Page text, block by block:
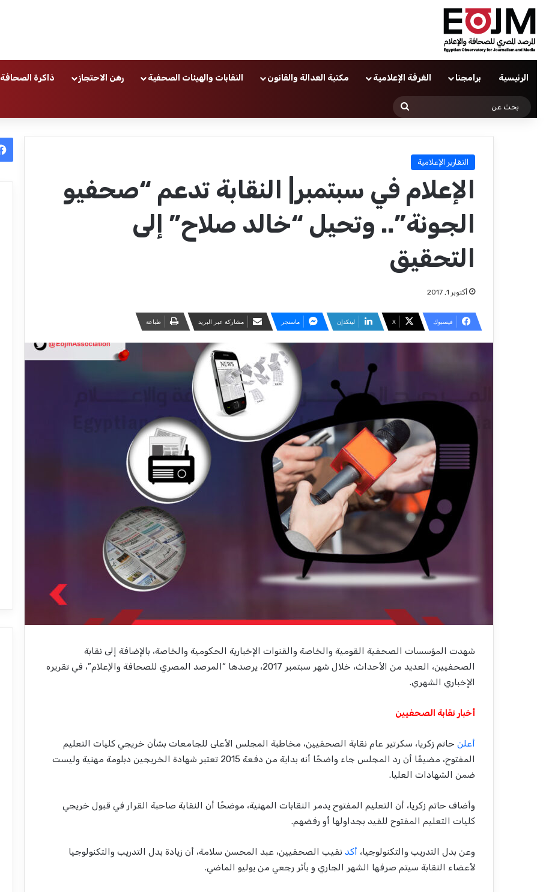
الرئيسية برامجنا الغرفة الإعلامية مكتبة العدالة والقانون النقابات والهيئات الصحفية رهن الاحتجاز ذاكرة الصحافة
التقارير الإعلامية
الإعلام في سبتمبر| النقابة تدعم “صحفيو
الجونة”.. وتحيل “خالد صلاح” إلى
التحقيق
أكتوبر 1, 2017
فيسبوك ‫X لينكدإن ماسنجر مشاركة عبر البريد طباعة
شهدت المؤسسات الصحفية القومية والخاصة والقنوات الإخبارية الحكومية والخاصة، بالإضافة إلى نقابة
الصحفيين، العديد من الأحداث، خلال شهر سبتمبر 2017، يرصدها “المرصد المصري للصحافة واﻹعلام”، في تقريره
الإخباري الشهري.
أخبار نقابة الصحفيين
أعلن حاتم زكريا، سكرتير عام نقابة الصحفيين، مخاطبة المجلس الأعلى للجامعات بشأن خريجي كليات التعليم
المفتوح، مضيفًا أن رد المجلس جاء واضحًا أنه بداية من دفعة 2015 تعتبر شهادة الخريجين دبلومة مهنية وليست
ضمن الشهادات العليا.
وأضاف حاتم زكريا، أن التعليم المفتوح يدمر النقابات المهنية، موضحًا أن النقابة صاحبة القرار في قبول خريجي
كليات التعليم المفتوح للقيد بجداولها أو رفضهم.
وعن بدل التدريب والتكنولوجيا، أكد نقيب الصحفيين، عبد المحسن سلامة، أن زيادة بدل التدريب والتكنولوجيا
لأعضاء النقابة سيتم صرفها الشهر الجاري و بأثر رجعي من يوليو الماضي.